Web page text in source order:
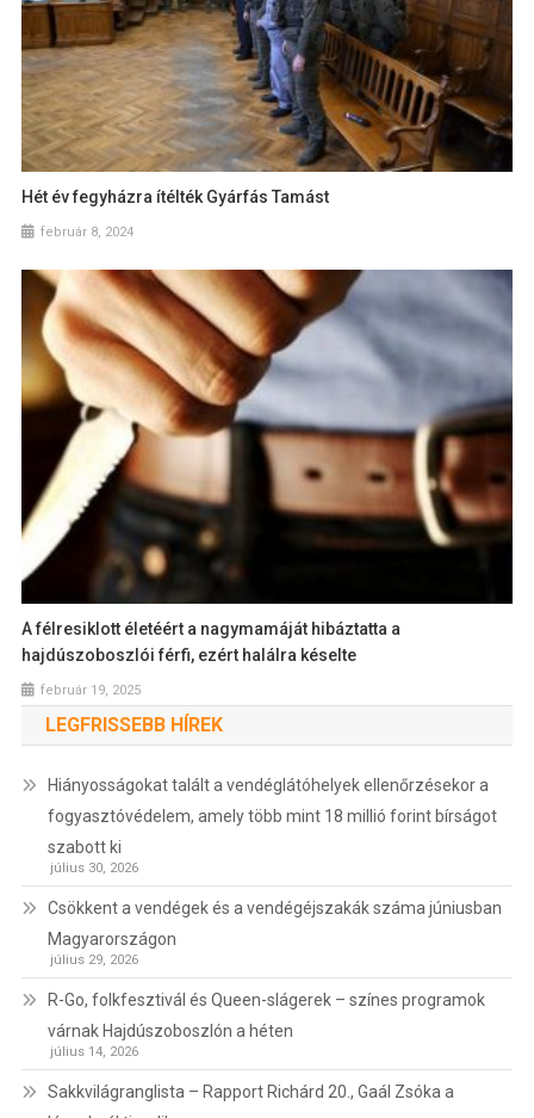
Hét év fegyházra ítélték Gyárfás Tamást
február 8, 2024
A félresiklott életéért a nagymamáját hibáztatta a
hajdúszoboszlói férfi, ezért halálra késelte
február 19, 2025
LEGFRISSEBB HÍREK
Hiányosságokat talált a vendéglátóhelyek ellenőrzésekor a
fogyasztóvédelem, amely több mint 18 millió forint bírságot
szabott ki
július 30, 2026
Csökkent a vendégek és a vendégéjszakák száma júniusban
Magyarországon
július 29, 2026
R-Go, folkfesztivál és Queen-slágerek – színes programok
várnak Hajdúszoboszlón a héten
július 14, 2026
Sakkvilágranglista – Rapport Richárd 20., Gaál Zsóka a